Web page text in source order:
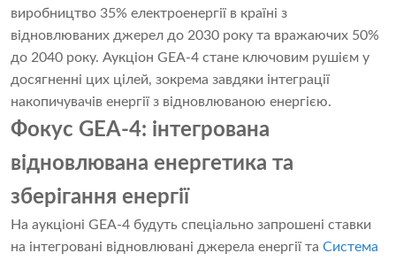
виробництво 35% електроенергії в країні з
відновлюваних джерел до 2030 року та вражаючих 50%
до 2040 року. Аукціон GEA-4 стане ключовим рушієм у
досягненні цих цілей, зокрема завдяки інтеграції
накопичувачів енергії з відновлюваною енергією.
Фокус GEA-4: інтегрована
відновлювана енергетика та
зберігання енергії
На аукціоні GEA-4 будуть спеціально запрошені ставки
на інтегровані відновлювані джерела енергії та Система